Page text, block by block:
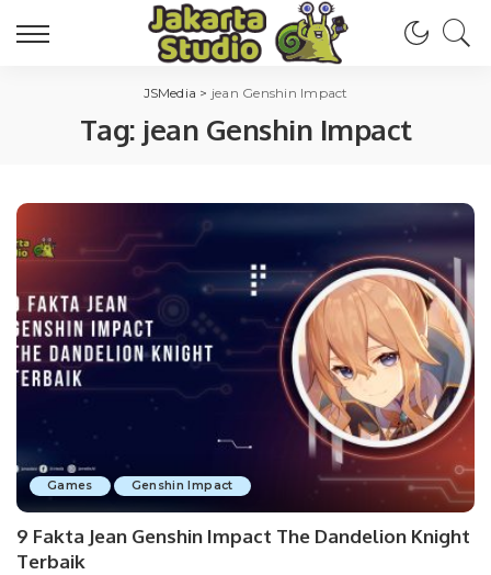
JSMedia > jean Genshin Impact
Tag: jean Genshin Impact
Games Genshin Impact
9 Fakta Jean Genshin Impact The Dandelion Knight
Terbaik